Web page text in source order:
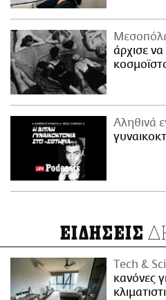
άρχισε
Αληθινά
ΕΙΔΗΣΕΙΣ
Τech &
κανόνες